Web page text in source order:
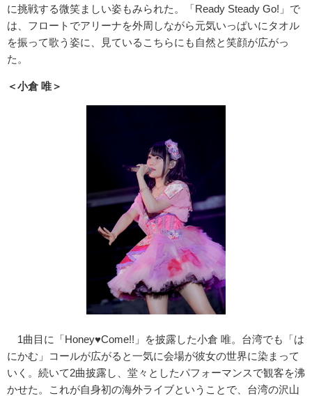
に挑戦する微笑ましい姿もみられた。「Ready Steady Go!」で
は、フロートでアリーナを外周しながら元気いっぱいにタオル
を振って歌う姿に、見ているこちらにも自然と笑顔が広がっ
た。
＜小倉 唯＞
1曲目に「Honey♥Come!!」を披露した小倉 唯。台湾でも「は
にかむ」コールが広がると一気に会場が彼女の世界に染まって
いく。続いて2曲披露し、堂々としたパフォーマンスで観客を沸
かせた。これが自身初の海外ライブということで、台湾の沢山